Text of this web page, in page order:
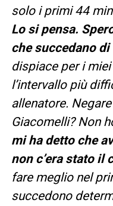
solo i primi 44
Lo si pensa.
che succedano
dispiace per i
l’intervallo più
allenatore.
Giacomelli? Non
mi ha detto che
non c’era stato il
fare meglio nel
succedono